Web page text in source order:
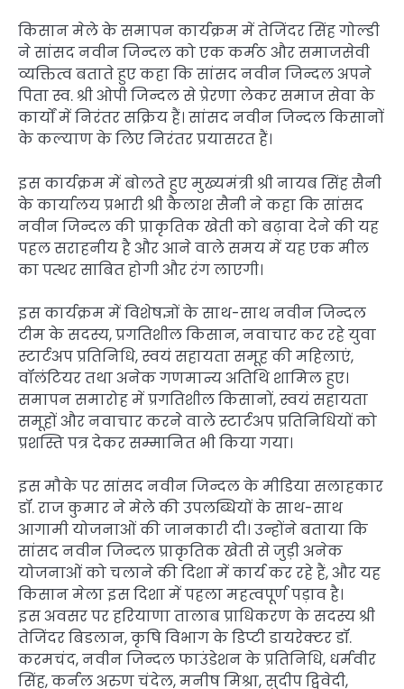
किसान मेले के समापन कार्यक्रम में तेजिंदर सिंह गोल्डी
ने सांसद नवीन जिन्दल को एक कर्मठ और समाजसेवी
व्यक्तित्व बताते हुए कहा कि सांसद नवीन जिन्दल अपने
पिता स्व. श्री ओपी जिन्दल से प्रेरणा लेकर समाज सेवा के
कार्यों में निरंतर सक्रिय हैं। सांसद नवीन जिन्दल किसानों
के कल्याण के लिए निरंतर प्रयासरत हैं।
इस कार्यक्रम में बोलते हुए मुख्यमंत्री श्री नायब सिंह सैनी
के कार्यालय प्रभारी श्री कैलाश सैनी ने कहा कि सांसद
नवीन जिन्दल की प्राकृतिक खेती को बढ़ावा देने की यह
पहल सराहनीय है और आने वाले समय में यह एक मील
का पत्थर साबित होगी और रंग लाएगी।
इस कार्यक्रम में विशेषज्ञों के साथ-साथ नवीन जिन्दल
टीम के सदस्य, प्रगतिशील किसान, नवाचार कर रहे युवा
स्टार्टअप प्रतिनिधि, स्वयं सहायता समूह की महिलाएं,
वॉलंटियर तथा अनेक गणमान्य अतिथि शामिल हुए।
समापन समारोह में प्रगतिशील किसानों, स्वयं सहायता
समूहों और नवाचार करने वाले स्टार्टअप प्रतिनिधियों को
प्रशस्ति पत्र देकर सम्मानित भी किया गया।
इस मौके पर सांसद नवीन जिन्दल के मीडिया सलाहकार
डॉ. राज कुमार ने मेले की उपलब्धियों के साथ-साथ
आगामी योजनाओं की जानकारी दी। उन्होंने बताया कि
सांसद नवीन जिन्दल प्राकृतिक खेती से जुड़ी अनेक
योजनाओं को चलाने की दिशा में कार्य कर रहे हैं, और यह
किसान मेला इस दिशा में पहला महत्वपूर्ण पड़ाव है।
इस अवसर पर हरियाणा तालाब प्राधिकरण के सदस्य श्री
तेजिंदर बिडलान, कृषि विभाग के डिप्टी डायरेक्टर डॉ.
करमचंद, नवीन जिन्दल फाउंडेशन के प्रतिनिधि, धर्मवीर
सिंह, कर्नल अरुण चंदेल, मनीष मिश्रा, सुदीप द्विवेदी,